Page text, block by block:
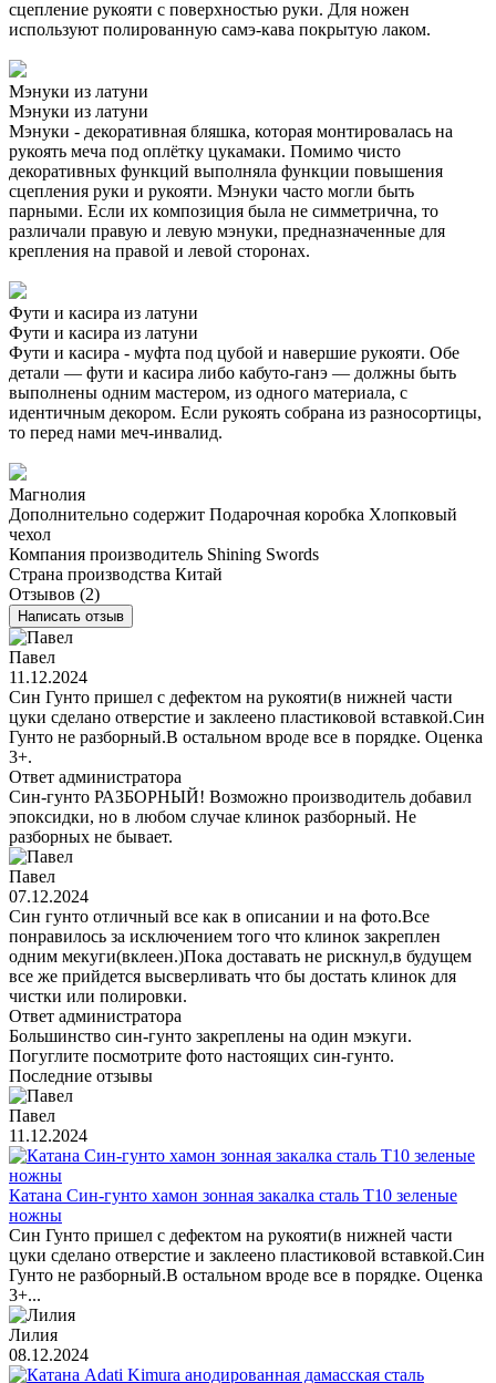
сцепление рукояти с поверхностью руки. Для ножен
используют полированную самэ-кава покрытую лаком.
Мэнуки из латуни
Мэнуки из латуни
Мэнуки - декоративная бляшка, которая монтировалась на
рукоять меча под оплётку цукамаки. Помимо чисто
декоративных функций выполняла функции повышения
сцепления руки и рукояти. Мэнуки часто могли быть
парными. Если их композиция была не симметрична, то
различали правую и левую мэнуки, предназначенные для
крепления на правой и левой сторонах.
Фути и касира из латуни
Фути и касира из латуни
Фути и касира - муфта под цубой и навершие рукояти. Обе
детали — фути и касира либо кабуто-ганэ — должны быть
выполнены одним мастером, из одного материала, с
идентичным декором. Если рукоять собрана из разносортицы,
то перед нами меч-инвалид.
Магнолия
Дополнительно содержит Подарочная коробка Хлопковый
чехол
Компания производитель Shining Swords
Страна производства Китай
Отзывов (2)
Написать отзыв
Павел
11.12.2024
Син Гунто пришел с дефектом на рукояти(в нижней части
цуки сделано отверстие и заклеено пластиковой вставкой.Син
Гунто не разборный.В остальном вроде все в порядке. Оценка
3+.
Ответ администратора
Син-гунто РАЗБОРНЫЙ! Возможно производитель добавил
эпоксидки, но в любом случае клинок разборный. Не
разборных не бывает.
Павел
07.12.2024
Син гунто отличный все как в описании и на фото.Все
понравилось за исключением того что клинок закреплен
одним мекуги(вклеен.)Пока доставать не рискнул,в будущем
все же прийдется высверливать что бы достать клинок для
чистки или полировки.
Ответ администратора
Большинство син-гунто закреплены на один мэкуги.
Погуглите посмотрите фото настоящих син-гунто.
Последние отзывы
Павел
11.12.2024
Катана Син-гунто хамон зонная закалка сталь T10 зеленые
ножны
Син Гунто пришел с дефектом на рукояти(в нижней части
цуки сделано отверстие и заклеено пластиковой вставкой.Син
Гунто не разборный.В остальном вроде все в порядке. Оценка
3+...
Лилия
08.12.2024